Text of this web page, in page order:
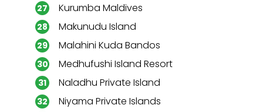
Kurumba Maldives
Makunudu Island
Malahini Kuda Bandos
Medhufushi Island Resort
Naladhu Private Island
Niyama Private Islands